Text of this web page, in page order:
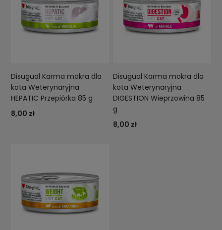
Disugual Karma mokra dla
kota Weterynaryjna
HEPATIC Przepiórka 85 g
8,00 zł
Disugual Karma mokra dla
kota Weterynaryjna
DIGESTION Wieprzowina 85
g
8,00 zł